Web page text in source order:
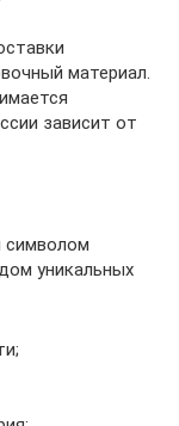
материал.
зависит от
символом
уникальных